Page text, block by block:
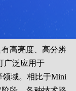
高亮度、高分辨
广泛应用于
域。相比于Mini